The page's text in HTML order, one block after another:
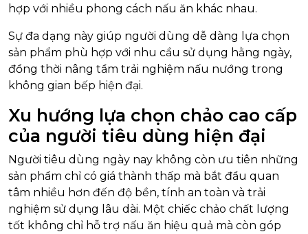
hợp với nhiều phong cách nấu ăn khác nhau.
Sự đa dạng này giúp người dùng dễ dàng lựa chọn
sản phẩm phù hợp với nhu cầu sử dụng hằng ngày,
đồng thời nâng tầm trải nghiệm nấu nướng trong
không gian bếp hiện đại.
Xu hướng lựa chọn chảo cao cấp
của người tiêu dùng hiện đại
Người tiêu dùng ngày nay không còn ưu tiên những
sản phẩm chỉ có giá thành thấp mà bắt đầu quan
tâm nhiều hơn đến độ bền, tính an toàn và trải
nghiệm sử dụng lâu dài. Một chiếc chảo chất lượng
tốt không chỉ hỗ trợ nấu ăn hiệu quả mà còn góp